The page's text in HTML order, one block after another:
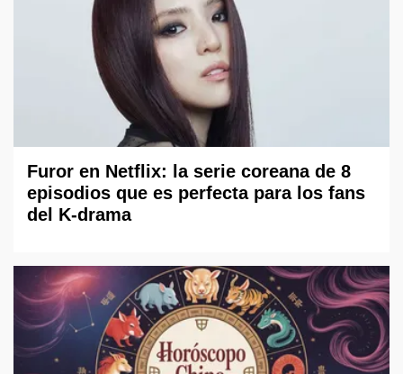
Furor en Netflix: la serie coreana de 8
episodios que es perfecta para los fans
del K-drama